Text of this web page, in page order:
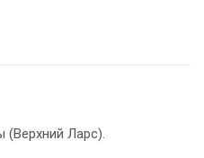
Ларс).